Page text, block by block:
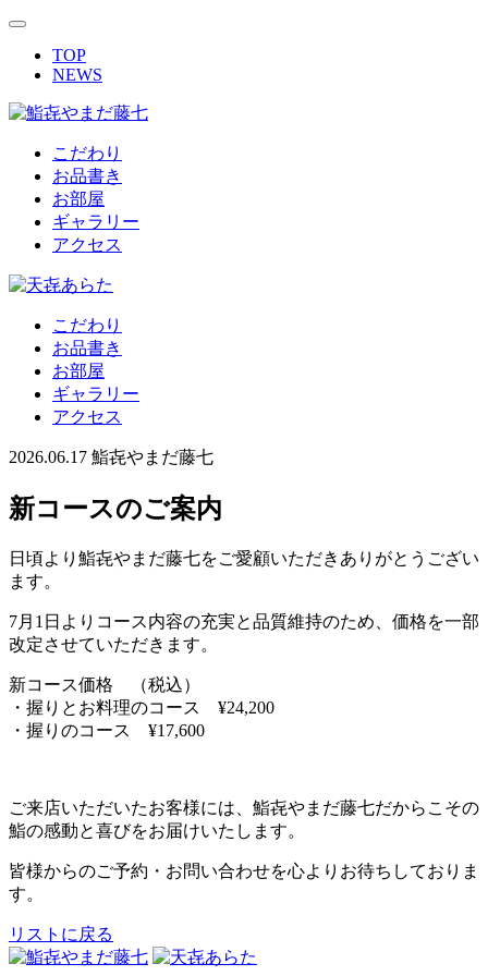
TOP
NEWS
こだわり
お品書き
お部屋
ギャラリー
アクセス
こだわり
お品書き
お部屋
ギャラリー
アクセス
2026.06.17 鮨㐂やまだ藤七
新コースのご案内
日頃より鮨㐂やまだ藤七をご愛顧いただきありがとうござい
ます。
7月1日よりコース内容の充実と品質維持のため、価格を一部
改定させていただきます。
新コース価格 （税込）
・握りとお料理のコース ¥24,200
・握りのコース ¥17,600
ご来店いただいたお客様には、鮨㐂やまだ藤七だからこその
鮨の感動と喜びをお届けいたします。
皆様からのご予約・お問い合わせを心よりお待ちしておりま
す。
リストに戻る